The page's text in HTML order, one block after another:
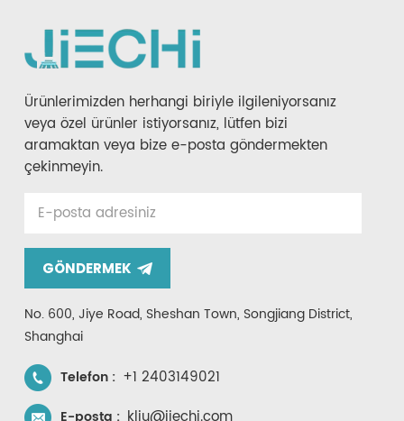
Ürünlerimizden herhangi biriyle ilgileniyorsanız
veya özel ürünler istiyorsanız, lütfen bizi
aramaktan veya bize e-posta göndermekten
çekinmeyin.
GÖNDERMEK
No. 600, Jiye Road, Sheshan Town, Songjiang District,
Shanghai
Telefon : +1 2403149021
E-posta :